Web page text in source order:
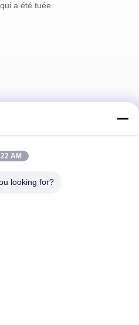
a été tuée.
pour des réductions et plus
AM
looking for?